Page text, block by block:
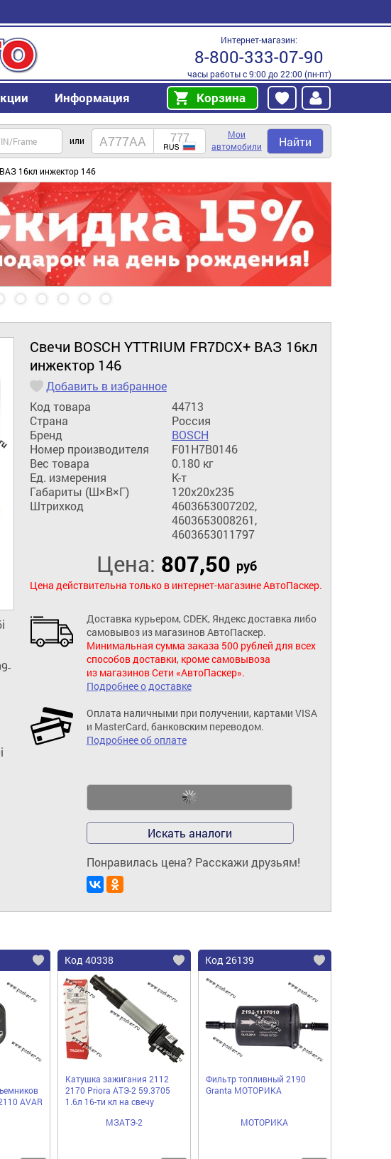
Интернет-магазин:
8-800-333-07-90
часы работы с 9:00 до 22:00 (пн-пт)
Информация Корзина
или
Мои
автомобили
Найти
16кл инжектор 146
Свечи BOSCH YTTRIUM FR7DCX+ ВАЗ 16кл
инжектор 146
Добавить в избранное
Код товара
44713
Страна
Россия
Бренд
BOSCH
Номер производителя
F01H7B0146
Вес товара
0.180 кг
Ед. измерения
К-т
Габариты (Ш×В×Г)
120x20x235
Штрихкод
4603653007202,
4603653008261,
4603653011797
Цена: 807,50 руб
Цена действительна только в интернет-магазине АвтоПаскер.
Доставка курьером, CDEK, Яндекс доставка либо
самовывоз из магазинов АвтоПаскер.
Минимальная сумма заказа 500 рублей для всех
способов доставки, кроме самовывоза
из магазинов Сети «АвтоПаскер».
Подробнее о доставке
Оплата наличными при получении, картами VISA
и MasterCard, банковским переводом.
Подробнее об оплате
Искать аналоги
Понравилась цена? Расскажи друзьям!
AVAR
Код 40338
Катушка зажигания 2112
2170 Priora АТЭ-2 59.3705
1.6л 16-ти кл на свечу
МЗАТЭ-2
Код 26139
Фильтр топливный 2190
Granta МОТОРИКА
МОТОРИКА